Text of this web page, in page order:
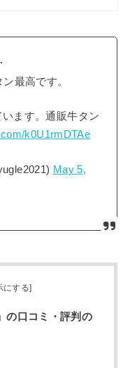
最高です。
ます。通販牛タン
k0U1rmDTAe
May 5,
にする]
の口コミ・評判の